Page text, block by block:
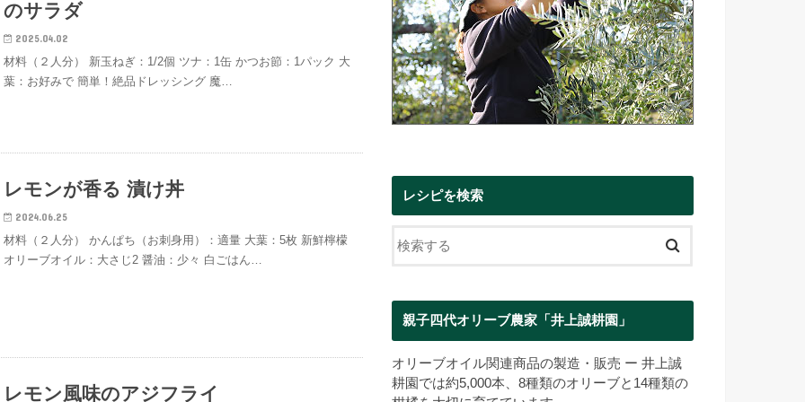
のサラダ
2025.04.02
材料（２人分） 新玉ねぎ：1/2個 ツナ：1缶 かつお節：1パック 大
葉：お好みで 簡単！絶品ドレッシング 魔…
レモンが香る 漬け丼
2024.06.25
材料（２人分） かんぱち（お刺身用）：適量 大葉：5枚 新鮮檸檬
オリーブオイル：大さじ2 醤油：少々 白ごはん…
レモン風味のアジフライ
レシピを検索
親子四代オリーブ農家「井上誠耕園」
オリーブオイル関連商品の製造・販売 ー 井上誠
耕園では約5,000本、8種類のオリーブと14種類の